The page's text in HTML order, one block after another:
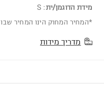
מידת הדוגמן/ית:
S
*המחיר המחוק הינו המחיר
מדריך מידות